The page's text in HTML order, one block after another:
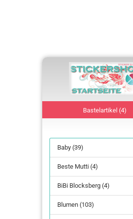
Bastelartikel (4)
Baby (39)
Beste Mutti (4)
BiBi Blocksberg (4)
Blumen (103)